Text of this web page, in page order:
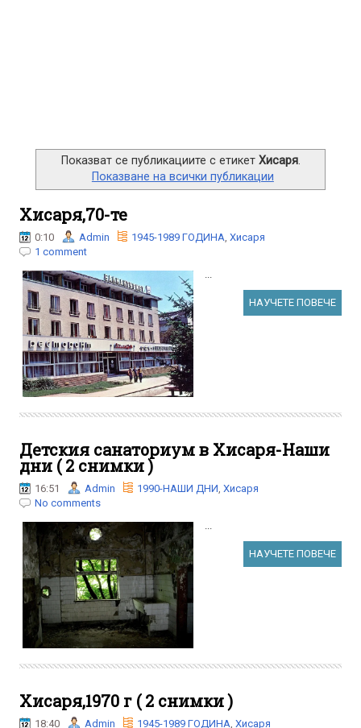
Показват се публикациите с етикет Хисаря.
Показване на всички публикации
Хисаря,70-те
0:10 Admin 1945-1989 ГОДИНА Хисаря
1 comment
НАУЧЕТЕ ПОВЕЧЕ
Детския санаториум в Хисаря-Наши
дни ( 2 снимки )
16:51 Admin 1990-НАШИ ДНИ Хисаря
No comments
НАУЧЕТЕ ПОВЕЧЕ
Хисаря,1970 г ( 2 снимки )
18:40 Admin 1945-1989 ГОДИНА Хисаря